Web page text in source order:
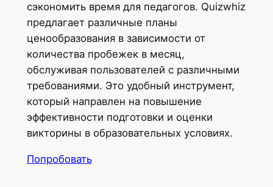
сэкономить время для педагогов. Quizwhiz
предлагает различные планы
ценообразования в зависимости от
количества пробежек в месяц,
обслуживая пользователей с различными
требованиями. Это удобный инструмент,
который направлен на повышение
эффективности подготовки и оценки
викторины в образовательных условиях.
Попробовать